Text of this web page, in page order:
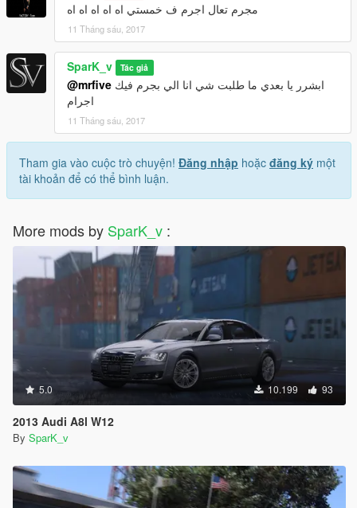
مجرم تعال اجرم ف خمستي اه اه اه اه اه
11 Tháng sáu, 2017
SparK_v Tác giả
@mrfive
اجرام
11 Tháng sáu, 2017
Tham gia vào cuộc trò chuyện! Đăng nhập hoặc đăng ký một
tài khoản để có thể bình luận.
More mods by SparK_v :
5.0 10.199 93
2013 Audi A8l W12
By SparK_v